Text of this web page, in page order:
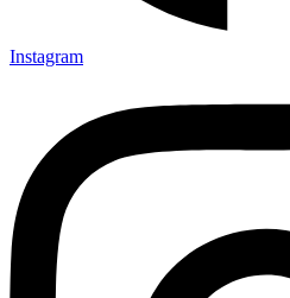
Instagram